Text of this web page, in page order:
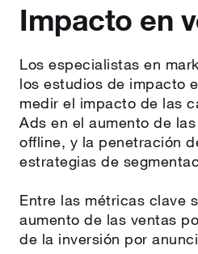
Impacto en
Los especialistas en
los estudios de impacto
medir el impacto de las
Ads en el aumento de
offline, y la penetración
estrategias de
Entre las métricas clave
aumento de las ventas
de la inversión por